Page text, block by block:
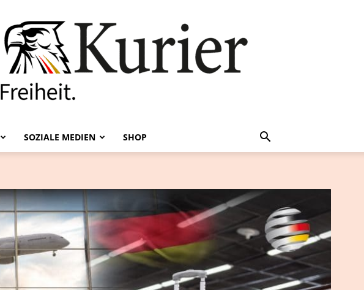
SOZIALE MEDIEN SHOP